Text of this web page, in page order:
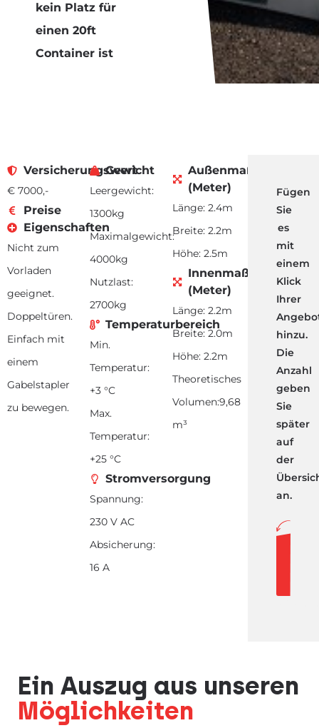
kein Platz für
einen 20ft
Container ist
Versicherungswert
€ 7000,-
Preise
Eigenschaften
Nicht zum
Vorladen
geeignet.
Doppeltüren.
Einfach mit
einem
Gabelstapler
zu bewegen.
Gewicht
Leergewicht:
1300kg
Maximalgewicht:
4000kg
Nutzlast:
2700kg
Temperaturbereich
Min.
Temperatur:
+3 °C
Max.
Temperatur:
+25 °C
Stromversorgung
Spannung:
230 V AC
Absicherung:
16 A
Außenmaß
(Meter)
Länge: 2.4m
Breite: 2.2m
Höhe: 2.5m
Innenmaß
(Meter)
Länge: 2.2m
Breite: 2.0m
Höhe: 2.2m
Theoretisches
Volumen:9,68
m³
Fügen
Sie
es
mit
einem
Klick
Ihrer
hinzu.
Die
Anzahl
geben
Sie
später
auf
der
an.
Ein Auszug aus unseren
Möglichkeiten